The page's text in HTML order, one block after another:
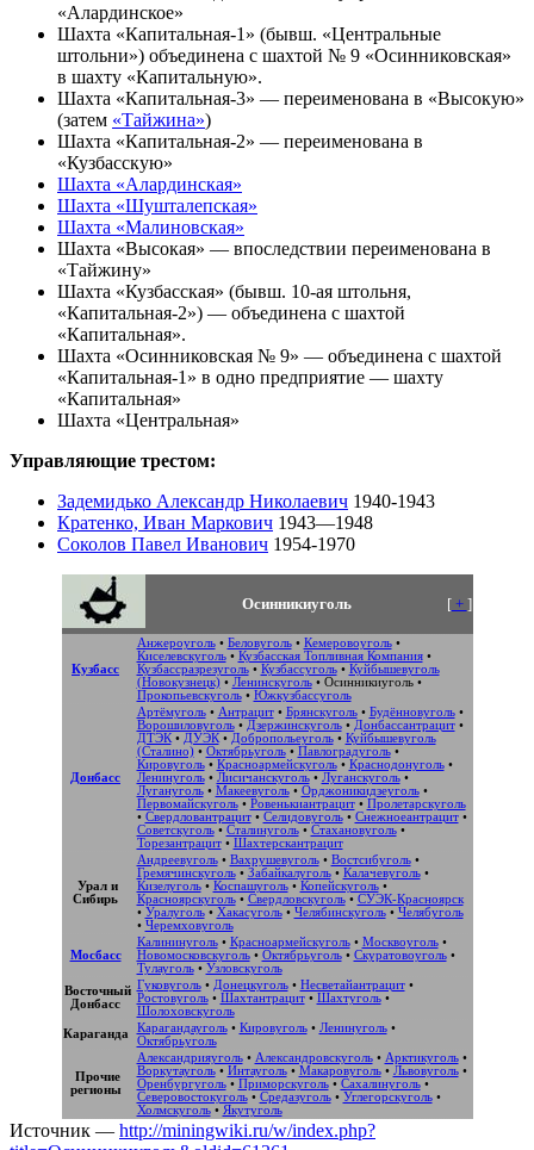
«Алардинское»
Шахта «Капитальная-1» (бывш. «Центральные
штольни») объединена с шахтой № 9 «Осинниковская»
в шахту «Капитальную».
Шахта «Капитальная-3» — переименована в «Высокую»
(затем «Тайжина»)
Шахта «Капитальная-2» — переименована в
«Кузбасскую»
Шахта «Алардинская»
Шахта «Шушталепская»
Шахта «Малиновская»
Шахта «Высокая» — впоследствии переименована в
«Тайжину»
Шахта «Кузбасская» (бывш. 10-ая штольня,
«Капитальная-2») — объединена с шахтой
«Капитальная».
Шахта «Осинниковская № 9» — объединена с шахтой
«Капитальная-1» в одно предприятие — шахту
«Капитальная»
Шахта «Центральная»
Управляющие трестом:
Задемидько Александр Николаевич 1940-1943
Кратенко, Иван Маркович 1943—1948
Соколов Павел Иванович 1954-1970
[+ ]
Осинникиуголь
Кузбасс
Анжероуголь• Беловуголь• Кемеровоуголь•
Киселевскуголь• Кузбасская Топливная Компания•
Кузбассразрезуголь• Кузбассуголь• Куйбышевуголь
(Новокузнецк)• Ленинскуголь• Осинникиуголь•
Прокопьевскуголь• Южкузбассуголь
Донбасс
Артёмуголь• Антрацит• Брянскуголь• Будённовуголь•
Ворошиловуголь• Дзержинскуголь• Донбассантрацит•
ДТЭК• ДУЭК• Добропольеуголь• Куйбышевуголь
(Сталино)• Октябрьуголь• Павлоградуголь•
Кировуголь• Красноармейскуголь• Краснодонуголь•
Ленинуголь• Лисичанскуголь• Луганскуголь•
Лугануголь• Макеевуголь• Орджоникидзеуголь•
Первомайскуголь• Ровенькиантрацит• Пролетарскуголь
• Свердловантрацит• Селидовуголь• Снежноеантрацит•
Советскуголь• Сталинуголь• Стахановуголь•
Торезантрацит• Шахтерскантрацит
Урал и
Сибирь
Андреевуголь• Вахрушевуголь• Востсибуголь•
Гремячинскуголь• Забайкалуголь• Калачевуголь•
Кизелуголь• Коспашуголь• Копейскуголь•
Красноярскуголь• Свердловскуголь• СУЭК-Красноярск
• Уралуголь• Хакасуголь• Челябинскуголь• Челябуголь
• Черемховуголь
Мосбасс
Калининуголь• Красноармейскуголь• Москвоуголь•
Новомосковскуголь• Октябрьуголь• Скуратовоуголь•
Тулауголь• Узловскуголь
Восточный
Донбасс
Гуковуголь• Донецкуголь• Несветайантрацит•
Ростовуголь• Шахтантрацит• Шахтуголь•
Шолоховскуголь
Караганда
Карагандауголь• Кировуголь• Ленинуголь•
Октябрьуголь
Прочие
регионы
Александрияуголь• Александровскуголь• Арктикуголь•
Воркутауголь• Интауголь• Макаровуголь• Львовуголь•
Оренбургуголь• Приморскуголь• Сахалинуголь•
Северовостокуголь• Средазуголь• Углегорскуголь•
Холмскуголь• Якутуголь
Источник — http://miningwiki.ru/w/index.php?